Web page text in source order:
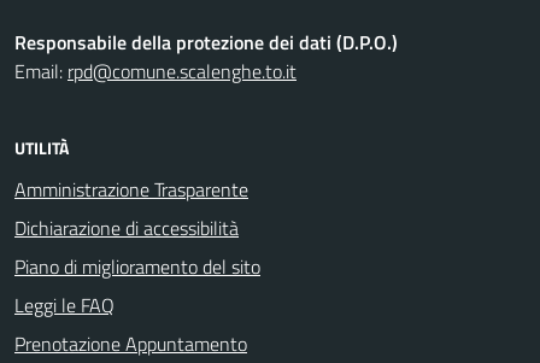
Responsabile della protezione dei dati (D.P.O.)
Email: rpd@comune.scalenghe.to.it
UTILITÀ
Amministrazione Trasparente
Dichiarazione di accessibilità
Piano di miglioramento del sito
Leggi le FAQ
Prenotazione Appuntamento